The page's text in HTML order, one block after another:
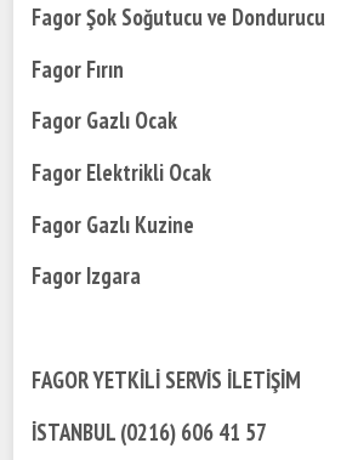
Fagor Şok Soğutucu ve Dondurucu
Fagor Fırın
Fagor Gazlı Ocak
Fagor Elektrikli Ocak
Fagor Gazlı Kuzine
Fagor Izgara
FAGOR YETKİLİ SERVİS İLETİŞİM
İSTANBUL (0216) 606 41 57